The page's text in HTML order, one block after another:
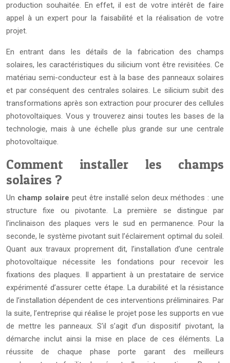
production souhaitée. En effet, il est de votre intérêt de faire
appel à un expert pour la faisabilité et la réalisation de votre
projet.
En entrant dans les détails de la fabrication des champs
solaires, les caractéristiques du silicium vont être revisitées. Ce
matériau semi-conducteur est à la base des panneaux solaires
et par conséquent des centrales solaires. Le silicium subit des
transformations après son extraction pour procurer des cellules
photovoltaïques. Vous y trouverez ainsi toutes les bases de la
technologie, mais à une échelle plus grande sur une centrale
photovoltaïque.
Comment installer les champs
solaires ?
Un champ solaire peut être installé selon deux méthodes : une
structure fixe ou pivotante. La première se distingue par
l’inclinaison des plaques vers le sud en permanence. Pour la
seconde, le système pivotant suit l’éclairement optimal du soleil.
Quant aux travaux proprement dit, l’installation d’une centrale
photovoltaïque nécessite les fondations pour recevoir les
fixations des plaques. Il appartient à un prestataire de service
expérimenté d’assurer cette étape. La durabilité et la résistance
de l’installation dépendent de ces interventions préliminaires. Par
la suite, l’entreprise qui réalise le projet pose les supports en vue
de mettre les panneaux. S’il s’agit d’un dispositif pivotant, la
démarche inclut ainsi la mise en place de ces éléments. La
réussite de chaque phase porte garant des meilleurs